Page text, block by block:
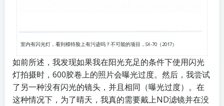
室内有闪光灯，看到模特脸上有污迹吗？不可能的项目，SX-70（2017）
如前所述，我发现如果我在阳光充足的条件下使用闪光
灯拍摄时，600胶卷上的照片会曝光过度。然后，我尝试
了另一种没有闪光的镜头，并且相同（曝光过度）。在
这种情况下，为了晴天，我真的需要戴上ND滤镜并在没